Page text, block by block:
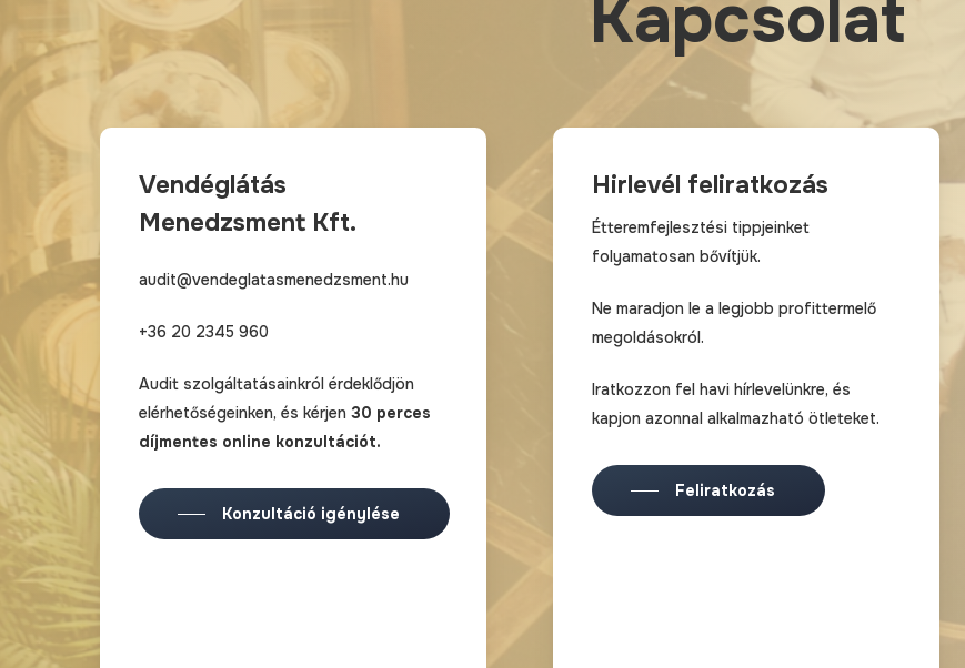
Kapcsolat
Vendéglátás
Menedzsment Kft.
audit@vendeglatasmenedzsment.hu
+36 20 2345 960
Audit szolgáltatásainkról érdeklődjön
elérhetőségeinken, és kérjen30 perces
díjmentes online konzultációt.
Konzultáció igénylése
Hirlevél feliratkozás
Étteremfejlesztési tippjeinket
folyamatosan bővítjük.
Ne maradjon le a legjobb profittermelő
megoldásokról.
Iratkozzon fel havi hírlevelünkre, és
kapjon azonnal alkalmazható ötleteket.
Feliratkozás